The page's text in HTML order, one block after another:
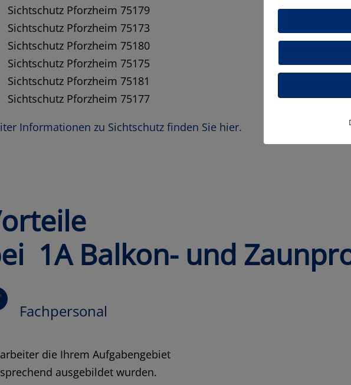
Sichtschutz Pforzheim 75179
Sichtschutz Pforzheim 75173
Sichtschutz Pforzheim 75180
Sichtschutz Pforzheim 75175
Sichtschutz Pforzheim 75181
Sichtschutz Pforzheim 75177
Informationen zu Sichtschutz finden Sie hier.
1A Balkon- und
Fachpersonal
die Ihrem Aufgabengebiet
ausgebildet wurden.